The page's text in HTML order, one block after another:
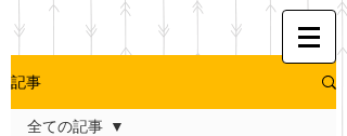
記事
全ての記事